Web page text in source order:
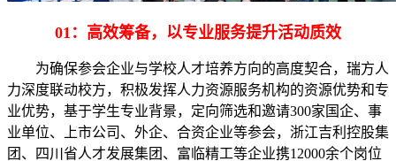
01：高效筹备，以专业服务提升活动质效
为确保参会企业与学校人才培养方向的高度契合，瑞方人
力深度联动校方，积极发挥人力资源服务机构的资源优势和专
业优势，基于学生专业背景，定向筛选和邀请300家国企、事
业单位、上市公司、外企、合资企业等参会，浙江吉利控股集
团、四川省人才发展集团、富临精工等企业携12000余个岗位